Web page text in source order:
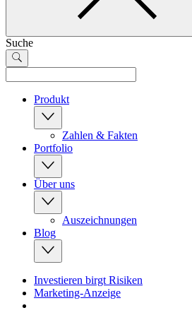
Suche
Produkt
Zahlen & Fakten
Portfolio
Über uns
Auszeichnungen
Blog
Investieren birgt Risiken
Marketing-Anzeige